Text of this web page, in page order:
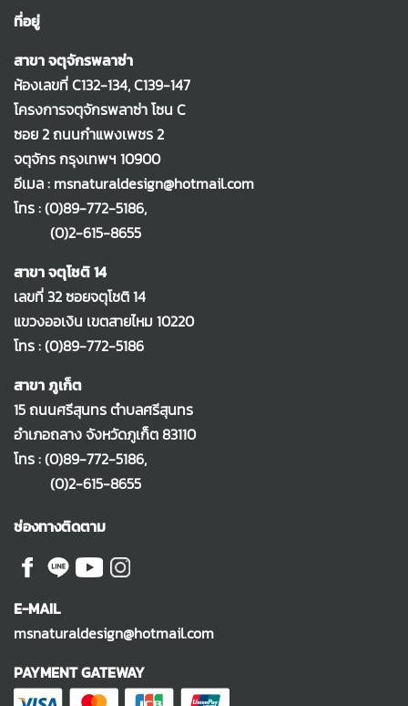
ที่อยู่
สาขา จตุจักรพลาซ่า
ห้องเลขที่ C132-134, C139-147
โครงการจตุจักรพลาซ่า โซน C
ซอย 2 ถนนกำแพงเพชร 2
จตุจักร กรุงเทพฯ 10900
อีเมล : msnaturaldesign@hotmail.com
โทร :(0)89-772-5186,
(0)2-615-8655
สาขา จตุโชติ 14
เลขที่ 32 ซอยจตุโชติ 14
แขวงออเงิน เขตสายไหม 10220
โทร :(0)89-772-5186
สาขา ภูเก็ต
15 ถนนศรีสุนทร ตำบลศรีสุนทร
อำเภอถลาง จังหวัดภูเก็ต 83110
โทร :(0)89-772-5186,
(0)2-615-8655
ช่องทางติดตาม
E-MAIL
msnaturaldesign@hotmail.com
PAYMENT GATEWAY